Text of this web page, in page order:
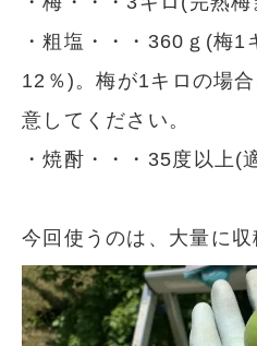
・粗塩・・・360ｇ(梅1
12％)。梅が1キロの場
意してください。
・焼酎・・・35度以上(
今回使うのは、大量に